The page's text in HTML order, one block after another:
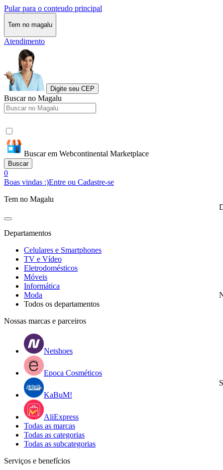
Pular para o conteudo principal
Tem no magalu
Atendimento
Digite seu CEP
Buscar no Magalu
Buscar em Webcontinental Marketplace
Buscar
0
Boas vindas :)Entre ou Cadastre-se
Tem no Magalu
Departamentos
Celulares e Smartphones
TV e Vídeo
Eletrodomésticos
Móveis
Informática
Moda
Todos os departamentos
Nossas marcas e parceiros
Netshoes
Epoca Cosméticos
KaBuM!
AliExpress
Todas as marcas
Todas as categorias
Todas as subcategorias
Serviços e benefícios